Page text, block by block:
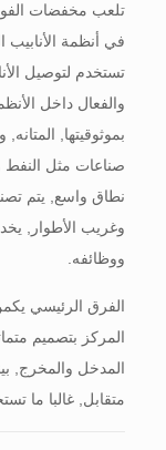
تلعب مخفضات
في أنظمة
تستخدم لتوصيل
والفعال داخل
بموثوقيتها,
صناعات مثل النفط
نطاق واسع, يتم
وغريب الأطوار,
ووظائفه.
الفرق الرئيسي
المركز بتصميم
المدخل والمخرج,
متقابل, غالبا ما